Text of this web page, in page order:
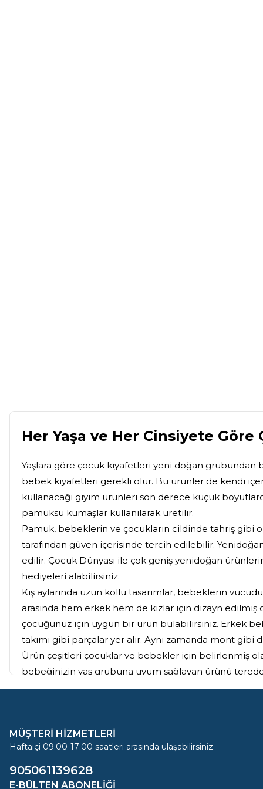
Her Yaşa ve Her Cinsiyete
Yaşlara göre çocuk kıyafetleri yeni doğan grubundan
bebek kıyafetleri gerekli olur. Bu ürünler de kendi
kullanacağı giyim ürünleri son derece küçük
pamuksu kumaşlar kullanılarak üretilir.
Pamuk, bebeklerin ve çocukların cildinde tahriş gibi
tarafından güven içerisinde tercih edilebilir.
edilir. Çocuk Dünyası ile çok geniş yenidoğan
hediyeleri alabilirsiniz.
Kış aylarında uzun kollu tasarımlar, bebeklerin
arasında hem erkek hem de kızlar için dizayn edilmiş
çocuğunuz için uygun bir ürün bulabilirsiniz. Erkek
takımı gibi parçalar yer alır. Aynı zamanda mont
Ürün çeşitleri çocuklar ve bebekler için belirlenmiş
bebeğinizin yaş grubuna uyum sağlayan ürünü
elbiseleri konusunda da son derece geniş bir skalaya
rahatlığında alışveriş yapabilirsiniz.
Farklı Seçenekleriyle En İyi
MÜŞTERİ HİZMETLERİ
Haftaiçi 09:00-17:00 saatleri arasında ulaşabilirsiniz.
905061139628
E-BÜLTEN ABONELIĞI